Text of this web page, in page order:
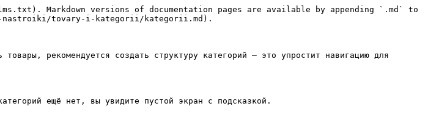
Markdown versions of documentation pages are available by appending `.md` to
nastroiki/tovary-i-kategorii/kategorii.md).
рекомендуется создать структуру категорий — это упростит навигацию для
ещё нет, вы увидите пустой экран с подсказкой.